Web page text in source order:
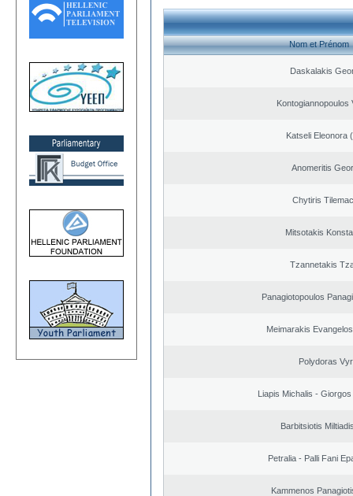
Nom et Prénom
Daskalakis
Kontogiannopoulos
Katseli Eleonora
Anomeritis
Chytiris
Mitsotakis
Tzannetakis
Panagiotopoulos
Meimarakis
Polydoras
Liapis Michalis -
Barbitsiotis
Petralia - Palli Fani
Kammenos